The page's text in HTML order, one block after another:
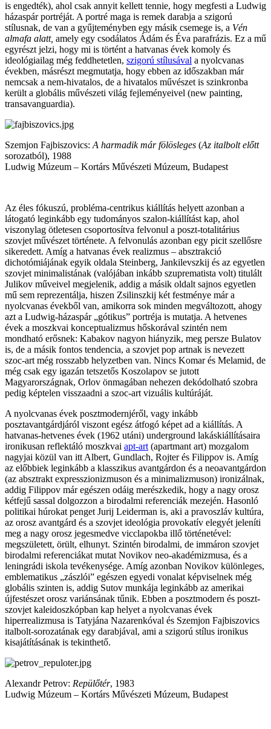
is engedték), ahol csak annyit kellett tennie, hogy megfesti a Ludwig
házaspár portréját. A portré maga is remek darabja a szigorú
stílusnak, de van a gyűjteményben egy másik csemege is, a Vén
almafa alatt, amely egy csodálatos Ádám és Éva parafrázis. Ez a mű
egyrészt jelzi, hogy mi is történt a hatvanas évek komoly és
ideológiailag még feddhetetlen, szigorú stílusával a nyolcvanas
években, másrészt megmutatja, hogy ebben az időszakban már
nemcsak a nem-hivatalos, de a hivatalos művészet is szinkronba
került a globális művészeti világ fejleményeivel (new painting,
transavanguardia).
Szemjon Fajbiszovics: A harmadik már fölösleges (Az italbolt előtt
sorozatból), 1988
Ludwig Múzeum – Kortárs Művészeti Múzeum, Budapest
Az éles fókuszú, probléma-centrikus kiállítás helyett azonban a
látogató leginkább egy tudományos szalon-kiállítást kap, ahol
viszonylag ötletesen csoportosítva felvonul a poszt-totalitárius
szovjet művészet története. A felvonulás azonban egy picit szellősre
sikeredett. Amíg a hatvanas évek realizmus – absztrakció
dichotómiájának egyik oldala Steinberg, Jankilevszkij és az egyetlen
szovjet minimalistának (valójában inkább szuprematista volt) titulált
Julikov műveivel megjelenik, addig a másik oldalt sajnos egyetlen
mű sem reprezentálja, hiszen Zsilinszkij két festménye már a
nyolcvanas évekből van, amikorra sok minden megváltozott, ahogy
azt a Ludwig-házaspár „gótikus” portréja is mutatja. A hetvenes
évek a moszkvai konceptualizmus hőskorával szintén nem
mondható erősnek: Kabakov nagyon hiányzik, meg persze Bulatov
is, de a másik fontos tendencia, a szovjet pop artnak is nevezett
szoc-art még rosszabb helyzetben van. Nincs Komar és Melamid, de
még csak egy igazán tetszetős Koszolapov se jutott
Magyarországnak, Orlov önmagában nehezen dekódolható szobra
pedig képtelen visszaadni a szoc-art vizuális kultúráját.
A nyolcvanas évek posztmodernjéről, vagy inkább
posztavantgárdjáról viszont egész átfogó képet ad a kiállítás. A
hatvanas-hetvenes évek (1962 utáni) underground lakáskiállításaira
ironikusan reflektáló moszkvai apt-art (apartmant art) mozgalom
nagyjai közül van itt Albert, Gundlach, Rojter és Filippov is. Amíg
az előbbiek leginkább a klasszikus avantgárdon és a neoavantgárdon
(az absztrakt expresszionizmuson és a minimalizmuson) ironizálnak,
addig Filippov már egészen odáig merészkedik, hogy a nagy orosz
kétfejű sassal dolgozzon a birodalmi referenciák mezején. Hasonló
politikai húrokat penget Jurij Leiderman is, aki a pravoszláv kultúra,
az orosz avantgárd és a szovjet ideológia provokatív elegyét jeleníti
meg a nagy orosz jegesmedve vicclapokba illő történetével:
megszületett, örült, elhunyt. Szintén birodalmi, de immáron szovjet
birodalmi referenciákat mutat Novikov neo-akadémizmusa, és a
leningrádi iskola tevékenysége. Amíg azonban Novikov különleges,
emblematikus „zászlói” egészen egyedi vonalat képviselnek még
globális szinten is, addig Sutov munkája leginkább az amerikai
újfestészet orosz variánsának tűnik. Ebben a posztmodern és poszt-
szovjet kaleidoszkópban kap helyet a nyolcvanas évek
hiperrealizmusa is Tatyjána Nazarenkóval és Szemjon Fajbiszovics
italbolt-sorozatának egy darabjával, ami a szigorú stílus ironikus
kisajátításának is tekinthető.
Alexandr Petrov: Repülőtér, 1983
Ludwig Múzeum – Kortárs Művészeti Múzeum, Budapest